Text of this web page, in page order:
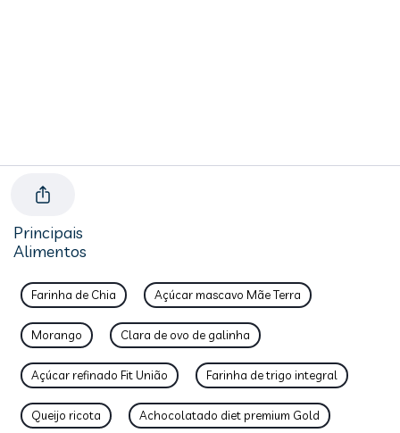
Principais
Alimentos
Farinha de Chia Açúcar mascavo Mãe Terra
Morango Clara de ovo de galinha
Açúcar refinado Fit União Farinha de trigo integral
Queijo ricota Achocolatado diet premium Gold